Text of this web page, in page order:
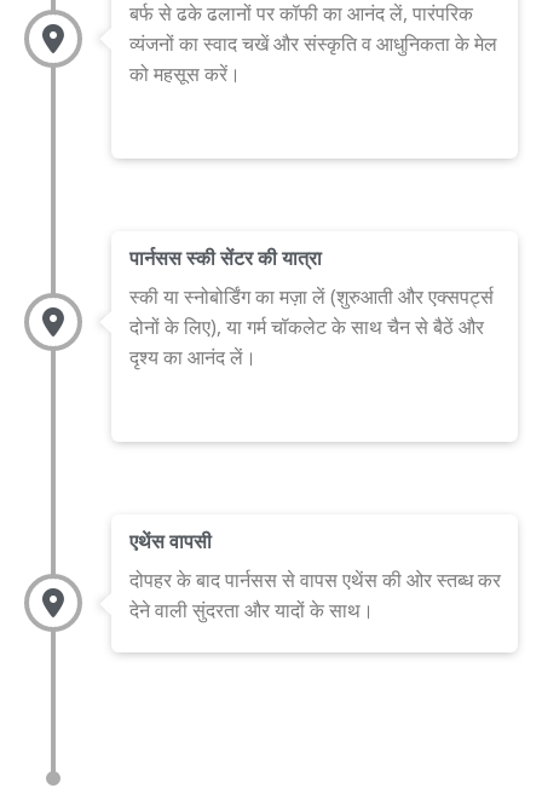
बर्फ से ढके ढलानों पर कॉफी का आनंद लें, पारंपरिक
व्यंजनों का स्वाद चखें और संस्कृति व आधुनिकता के मेल
को महसूस करें।
पार्नसस स्की सेंटर की यात्रा
स्की या स्नोबोर्डिंग का मज़ा लें (शुरुआती और एक्सपर्ट्स
दोनों के लिए), या गर्म चॉकलेट के साथ चैन से बैठें और
दृश्य का आनंद लें।
एथेंस वापसी
दोपहर के बाद पार्नसस से वापस एथेंस की ओर स्तब्ध कर
देने वाली सुंदरता और यादों के साथ।